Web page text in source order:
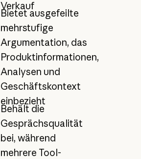
Verkauf
Bietet ausgefeilte
mehrstufige
Argumentation, das
Produktinformationen,
Analysen und
Geschäftskontext
einbezieht
Behält die
Gesprächsqualität
bei, während
mehrere Tool-